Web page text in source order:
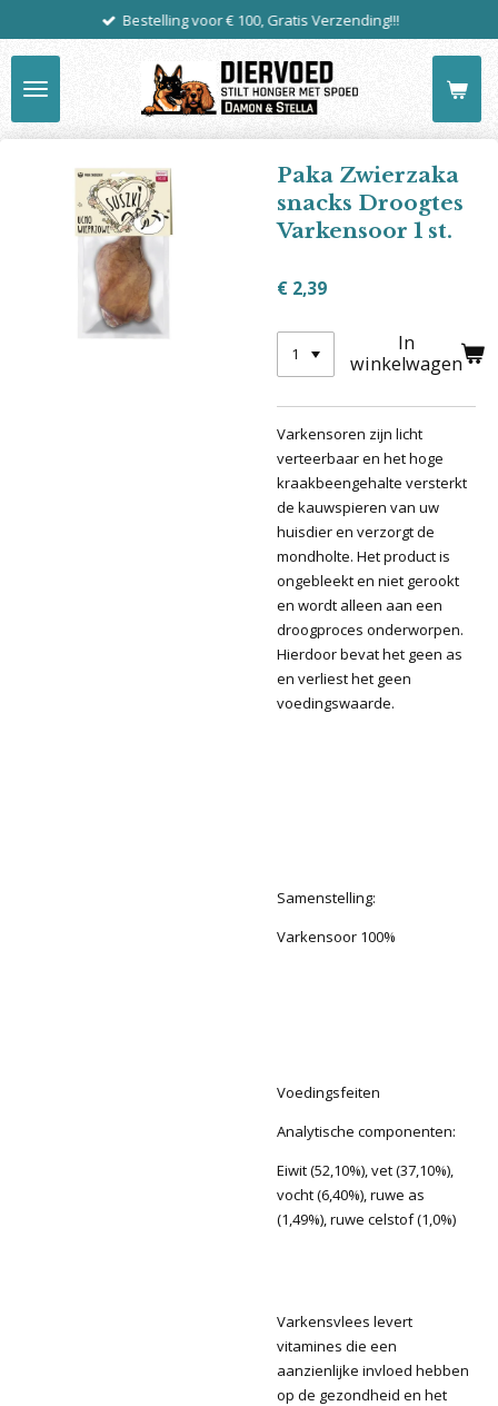
de
hoofdinhoud
Bestelling voor € 100, Gratis Verzending!!!
Paka Zwierzaka
snacks Droogtes
Varkensoor 1 st.
€ 2,39
In
winkelwagen
Varkensoren zijn licht
verteerbaar en het hoge
kraakbeengehalte versterkt
de kauwspieren van uw
huisdier en verzorgt de
mondholte. Het product is
ongebleekt en niet gerookt
en wordt alleen aan een
droogproces onderworpen.
Hierdoor bevat het geen as
en verliest het geen
voedingswaarde.
Samenstelling:
Varkensoor 100%
Voedingsfeiten
Analytische componenten:
Eiwit (52,10%), vet (37,10%),
vocht (6,40%), ruwe as
(1,49%), ruwe celstof (1,0%)
Varkensvlees levert
vitamines die een
aanzienlijke invloed hebben
op de gezondheid en het